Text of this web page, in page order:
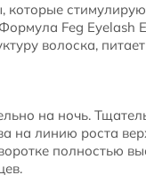
которые
Feg Eyelash
волоска,
на ночь.
на линию роста
полностью